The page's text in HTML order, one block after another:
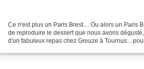
Ce n'est plus un Paris Brest.... Ou alors un Paris
de reproduire le dessert que nous avons
d'un fabuleux repas chez Greuze à Tournus...